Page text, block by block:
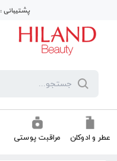
پشتیبانی : 02141688000
عطر و ادوکلن مراقبت پوستی